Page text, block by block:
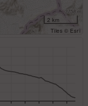
2 km
Tiles © Esri